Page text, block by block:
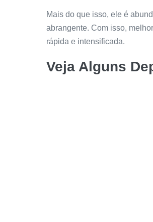
Mais do que isso, ele é
abrangente. Com isso,
rápida e intensificada.
Veja Alguns